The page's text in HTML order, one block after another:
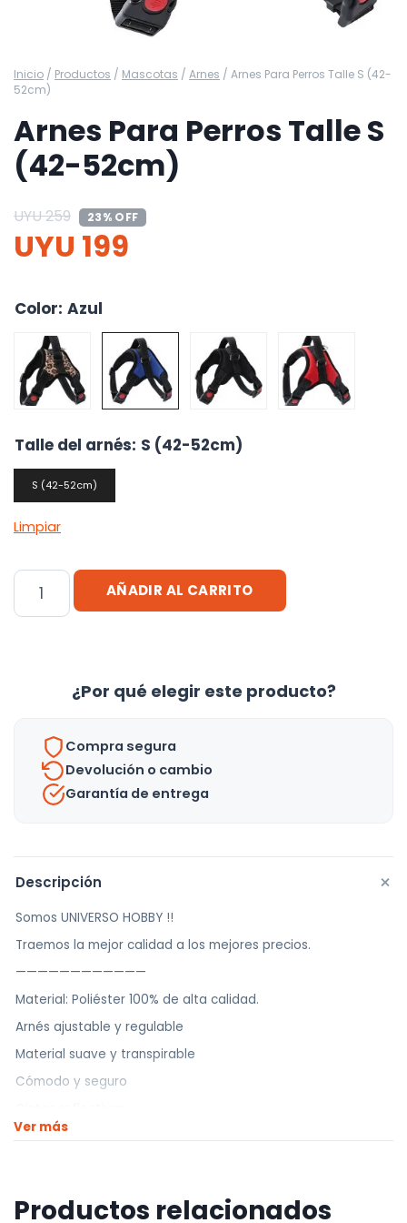
Inicio / Productos / Mascotas / Arnes / Arnes Para Perros Talle S (42-
52cm)
Arnes Para Perros Talle S
(42-52cm)
UYU259 23% OFF
UYU 199
Color: Azul
Talle del arnés: S (42-52cm)
S (42-52cm)
Limpiar
Arnes
Para
cantidad
AÑADIR AL CARRITO
¿Por qué elegir este producto?
Compra segura
Devolución o cambio
Garantía de entrega
Descripción +
Somos UNIVERSO HOBBY !!
Traemos la mejor calidad a los mejores precios.
————————————
Material: Poliéster 100% de alta calidad.
Arnés ajustable y regulable
Material suave y transpirable
Cómodo y seguro
Sin tirones ni estrangulamiento
Envíos dentro de Montevideo por Mercado de envíos.
Ver más
Productos relacionados